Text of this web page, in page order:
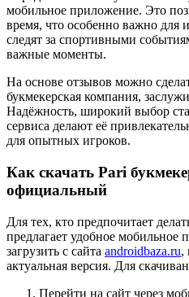
мобильное приложение. Это
время, что особенно важно для
следят за спортивными
важные моменты.
На основе отзывов можно
букмекерская компания,
Надёжность, широкий выбор
сервиса делают её
для опытных игроков.
Как скачать Pari
официальный
Для тех, кто предпочитает
предлагает удобное
загрузить с сайта androidbaza.ru,
актуальная версия. Для
Перейти на сайт через